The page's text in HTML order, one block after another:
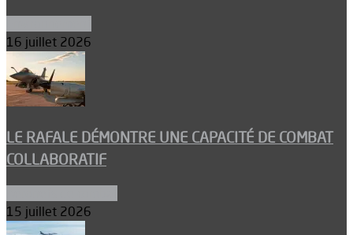
16 juillet 2026
LE RAFALE DÉMONTRE UNE CAPACITÉ DE COMBAT
COLLABORATIF
15 juillet 2026